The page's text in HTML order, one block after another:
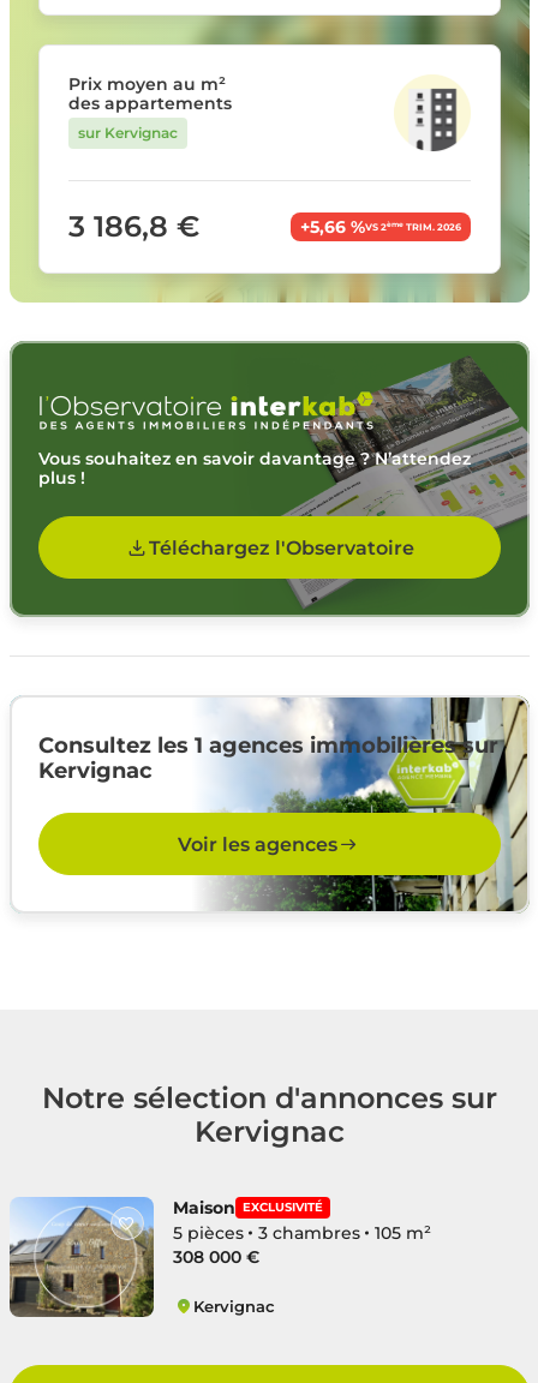
Prix moyen au m²
des appartements
sur Kervignac
3 186,8 € +5,66 %VS 2èmeTRIM. 2026
Vous souhaitez en savoir davantage ? N’attendez
plus !
Téléchargez l'Observatoire
Consultez les 1 agences immobilières sur
Kervignac
Voir les agences
Notre sélection d'annonces sur
Kervignac
Maison EXCLUSIVITÉ
5 pièces 3 chambres
105 m²
308 000 €
Kervignac